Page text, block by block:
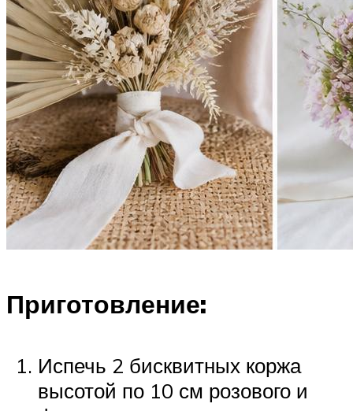
Приготовление:
Испечь 2 бисквитных коржа
высотой по 10 см розового и